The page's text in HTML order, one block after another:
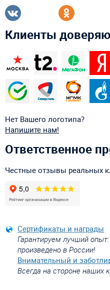
Клиенты
Нет Вашего логотипа?
Напишите нам!
Ответственное
Честные отзывы реальных
Сертификаты и награды
Гарантируем лучший
произведено в России!
Внимательный и
Всегда на стороне наших